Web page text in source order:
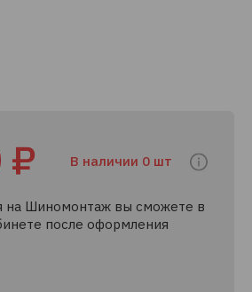
₽ В наличии 0 шт
на Шиномонтаж вы сможете в
после оформления